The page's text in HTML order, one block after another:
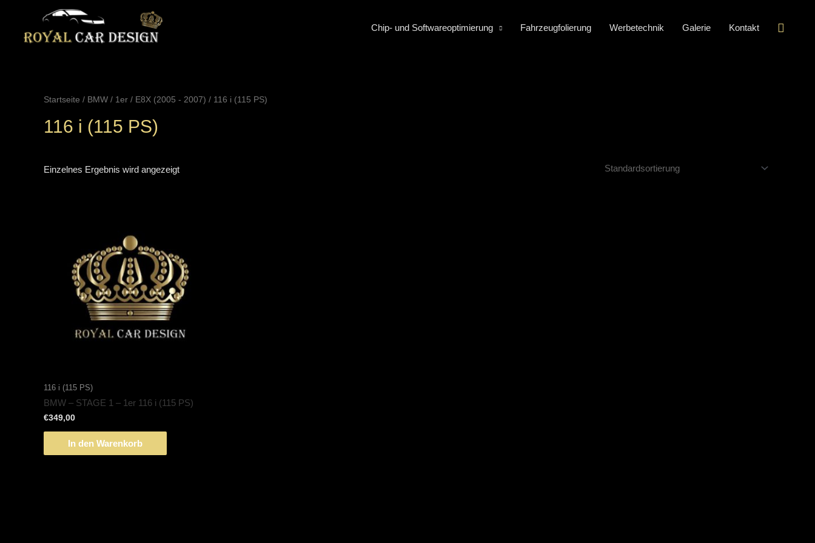
springen
Chip- und Softwareoptimierung Fahrzeugfolierung Werbetechnik Galerie Kontakt Suche
Startseite / BMW / 1er / E8X (2005 - 2007) / 116 i (115 PS)
116 i (115 PS)
Einzelnes Ergebnis wird angezeigt
116 i (115 PS)
BMW – STAGE 1 – 1er 116 i (115 PS)
€349,00
In den Warenkorb